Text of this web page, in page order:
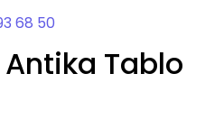
68 50
Tablo